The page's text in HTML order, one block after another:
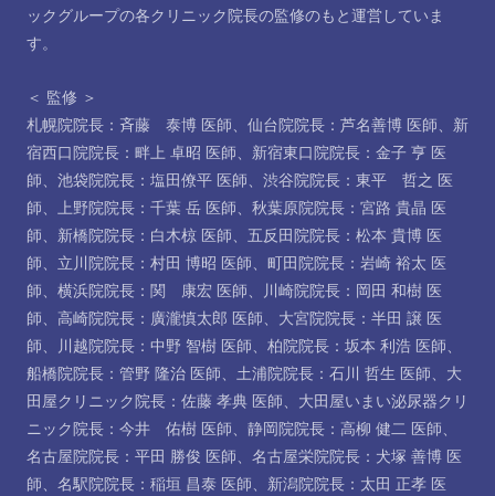
ックグループの各クリニック院長の監修のもと運営していま
す。
＜ 監修 ＞
札幌院院長：斉藤 泰博 医師、 仙台院院長：芦名善博 医師、 新
宿西口院院長：畔上 卓昭 医師、 新宿東口院院長：金子 亨 医
師、 池袋院院長：塩田僚平 医師、 渋谷院院長：東平 哲之 医
師、 上野院院長：千葉 岳 医師、 秋葉原院院長：宮路 貴晶 医
師、 新橋院院長：白木椋 医師、 五反田院院長：松本 貴博 医
師、 立川院院長：村田 博昭 医師、 町田院院長：岩崎 裕太 医
師、 横浜院院長：関 康宏 医師、
川崎院院長：岡田 和樹 医
師、 高崎院院長：廣瀧慎太郎 医師、 大宮院院長：半田 譲 医
師、 川越院院長：中野 智樹 医師、 柏院院長：坂本 利浩 医師、
船橋院院長：管野 隆治 医師、 土浦院院長：石川 哲生 医師、 大
田屋クリニック院長：佐藤 孝典 医師、 大田屋いまい泌尿器クリ
ニック院長：今井 佑樹 医師、 静岡院院長：高柳 健二 医師、
名古屋院院長：平田 勝俊 医師、 名古屋栄院院長：犬塚 善博 医
師、 名駅院院長：稲垣 昌泰 医師、 新潟院院長：太田 正孝 医